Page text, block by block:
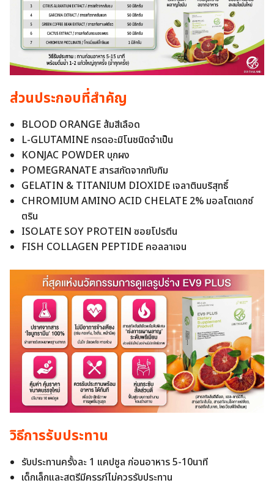
ส่วนประกอบที่สำคัญ
BLOOD ORANGE ส้มสีเลือด
L-GLUTAMINE กรดอะมิโนชนิดจำเป็น
KONJAC POWDER บุกผง
POMEGRANATE สารสกัดจากทับทิม
GELATIN & TITANIUM DIOXIDE เจลาตินบริสุทธิ์
CHROMIUM AMINO ACID CHELATE 2% มอลโตเดกซ์
ตริน
ISOLATE SOY PROTEIN ซอยโปรตีน
FISH COLLAGEN PEPTIDE คอลลาเจน
วิธีการรับประทาน
รับประทานครั้งละ 1 แคปซูล ก่อนอาหาร 5-10นาที
เด็กเล็กและสตรีมีครรภ์ไม่ควรรับประทาน